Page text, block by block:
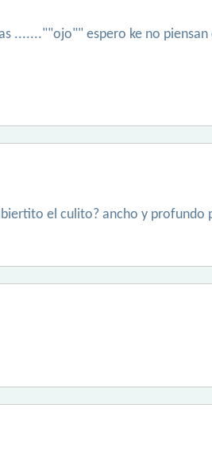
.......""ojo"" espero ke no
el culito? ancho y profundo